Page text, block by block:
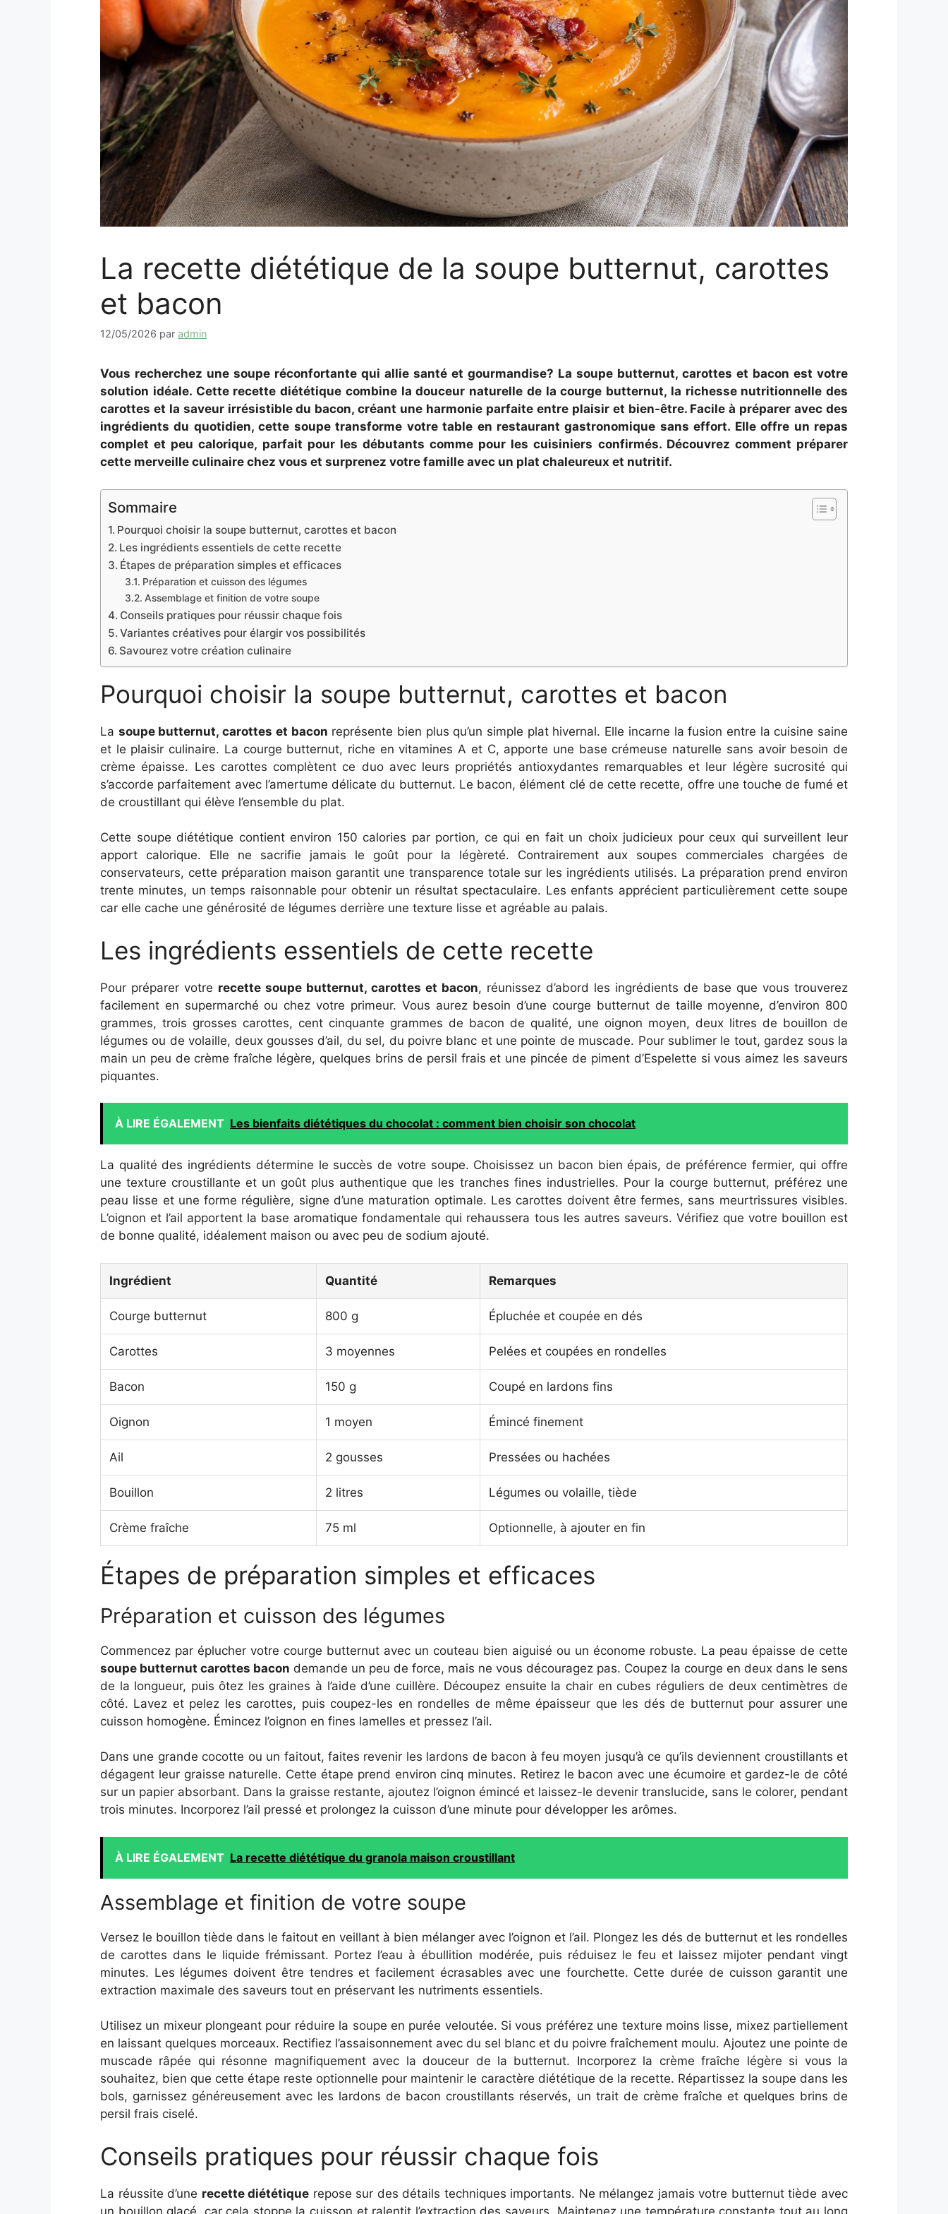
La recette diététique de la soupe butternut, carottes
et bacon
12/05/2026 par admin
Vous recherchez une soupe réconfortante qui allie santé et gourmandise? La soupe butternut, carottes et bacon est votre
solution idéale. Cette recette diététique combine la douceur naturelle de la courge butternut, la richesse nutritionnelle des
carottes et la saveur irrésistible du bacon, créant une harmonie parfaite entre plaisir et bien-être. Facile à préparer avec des
ingrédients du quotidien, cette soupe transforme votre table en restaurant gastronomique sans effort. Elle offre un repas
complet et peu calorique, parfait pour les débutants comme pour les cuisiniers confirmés. Découvrez comment préparer
cette merveille culinaire chez vous et surprenez votre famille avec un plat chaleureux et nutritif.
Sommaire
Pourquoi choisir la soupe butternut, carottes et bacon
Les ingrédients essentiels de cette recette
Étapes de préparation simples et efficaces
Préparation et cuisson des légumes
Assemblage et finition de votre soupe
Conseils pratiques pour réussir chaque fois
Variantes créatives pour élargir vos possibilités
Savourez votre création culinaire
Pourquoi choisir la soupe butternut, carottes et bacon
La soupe butternut, carottes et bacon représente bien plus qu’un simple plat hivernal. Elle incarne la fusion entre la cuisine saine
et le plaisir culinaire. La courge butternut, riche en vitamines A et C, apporte une base crémeuse naturelle sans avoir besoin de
crème épaisse. Les carottes complètent ce duo avec leurs propriétés antioxydantes remarquables et leur légère sucrosité qui
s’accorde parfaitement avec l’amertume délicate du butternut. Le bacon, élément clé de cette recette, offre une touche de fumé et
de croustillant qui élève l’ensemble du plat.
Cette soupe diététique contient environ 150 calories par portion, ce qui en fait un choix judicieux pour ceux qui surveillent leur
apport calorique. Elle ne sacrifie jamais le goût pour la légèreté. Contrairement aux soupes commerciales chargées de
conservateurs, cette préparation maison garantit une transparence totale sur les ingrédients utilisés. La préparation prend environ
trente minutes, un temps raisonnable pour obtenir un résultat spectaculaire. Les enfants apprécient particulièrement cette soupe
car elle cache une générosité de légumes derrière une texture lisse et agréable au palais.
Les ingrédients essentiels de cette recette
Pour préparer votre recette soupe butternut, carottes et bacon, réunissez d’abord les ingrédients de base que vous trouverez
facilement en supermarché ou chez votre primeur. Vous aurez besoin d’une courge butternut de taille moyenne, d’environ 800
grammes, trois grosses carottes, cent cinquante grammes de bacon de qualité, une oignon moyen, deux litres de bouillon de
légumes ou de volaille, deux gousses d’ail, du sel, du poivre blanc et une pointe de muscade. Pour sublimer le tout, gardez sous la
main un peu de crème fraîche légère, quelques brins de persil frais et une pincée de piment d’Espelette si vous aimez les saveurs
piquantes.
À LIRE ÉGALEMENT Les bienfaits diététiques du chocolat : comment bien choisir son chocolat
La qualité des ingrédients détermine le succès de votre soupe. Choisissez un bacon bien épais, de préférence fermier, qui offre
une texture croustillante et un goût plus authentique que les tranches fines industrielles. Pour la courge butternut, préférez une
peau lisse et une forme régulière, signe d’une maturation optimale. Les carottes doivent être fermes, sans meurtrissures visibles.
L’oignon et l’ail apportent la base aromatique fondamentale qui rehaussera tous les autres saveurs. Vérifiez que votre bouillon est
de bonne qualité, idéalement maison ou avec peu de sodium ajouté.
Ingrédient Quantité Remarques
Courge butternut 800 g Épluchée et coupée en dés
Carottes 3 moyennes Pelées et coupées en rondelles
Bacon 150 g Coupé en lardons fins
Oignon 1 moyen Émincé finement
Ail 2 gousses Pressées ou hachées
Bouillon 2 litres Légumes ou volaille, tiède
Crème fraîche 75 ml Optionnelle, à ajouter en fin
Étapes de préparation simples et efficaces
Préparation et cuisson des légumes
Commencez par éplucher votre courge butternut avec un couteau bien aiguisé ou un économe robuste. La peau épaisse de cette
soupe butternut carottes bacon demande un peu de force, mais ne vous découragez pas. Coupez la courge en deux dans le sens
de la longueur, puis ôtez les graines à l’aide d’une cuillère. Découpez ensuite la chair en cubes réguliers de deux centimètres de
côté. Lavez et pelez les carottes, puis coupez-les en rondelles de même épaisseur que les dés de butternut pour assurer une
cuisson homogène. Émincez l’oignon en fines lamelles et pressez l’ail.
Dans une grande cocotte ou un faitout, faites revenir les lardons de bacon à feu moyen jusqu’à ce qu’ils deviennent croustillants et
dégagent leur graisse naturelle. Cette étape prend environ cinq minutes. Retirez le bacon avec une écumoire et gardez-le de côté
sur un papier absorbant. Dans la graisse restante, ajoutez l’oignon émincé et laissez-le devenir translucide, sans le colorer, pendant
trois minutes. Incorporez l’ail pressé et prolongez la cuisson d’une minute pour développer les arômes.
À LIRE ÉGALEMENT La recette diététique du granola maison croustillant
Assemblage et finition de votre soupe
Versez le bouillon tiède dans le faitout en veillant à bien mélanger avec l’oignon et l’ail. Plongez les dés de butternut et les rondelles
de carottes dans le liquide frémissant. Portez l’eau à ébullition modérée, puis réduisez le feu et laissez mijoter pendant vingt
minutes. Les légumes doivent être tendres et facilement écrasables avec une fourchette. Cette durée de cuisson garantit une
extraction maximale des saveurs tout en préservant les nutriments essentiels.
Utilisez un mixeur plongeant pour réduire la soupe en purée veloutée. Si vous préférez une texture moins lisse, mixez partiellement
en laissant quelques morceaux. Rectifiez l’assaisonnement avec du sel blanc et du poivre fraîchement moulu. Ajoutez une pointe de
muscade râpée qui résonne magnifiquement avec la douceur de la butternut. Incorporez la crème fraîche légère si vous la
souhaitez, bien que cette étape reste optionnelle pour maintenir le caractère diététique de la recette. Répartissez la soupe dans les
bols, garnissez généreusement avec les lardons de bacon croustillants réservés, un trait de crème fraîche et quelques brins de
persil frais ciselé.
Conseils pratiques pour réussir chaque fois
La réussite d’une recette diététique repose sur des détails techniques importants. Ne mélangez jamais votre butternut tiède avec
un bouillon glacé, car cela stoppe la cuisson et ralentit l’extraction des saveurs. Maintenez une température constante tout au long